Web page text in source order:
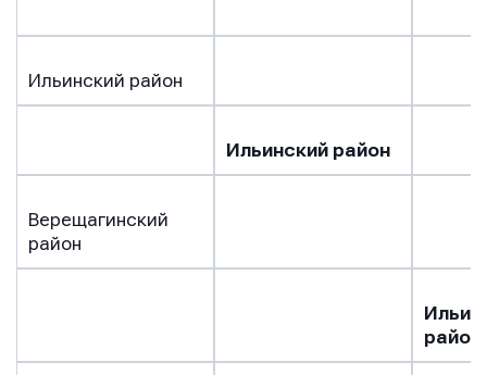
Ильинский район
Ильинский район
Верещагинский
район
район